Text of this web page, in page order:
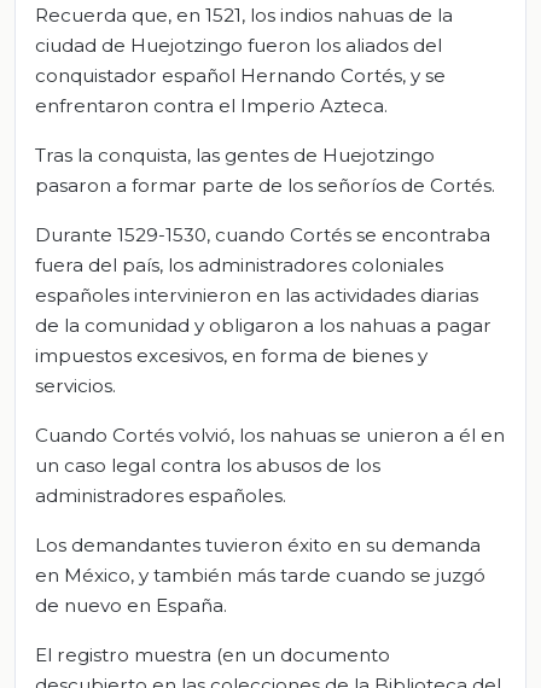
Recuerda que, en 1521, los indios nahuas de la
ciudad de Huejotzingo fueron los aliados del
conquistador español Hernando Cortés, y se
enfrentaron contra el Imperio Azteca.
Tras la conquista, las gentes de Huejotzingo
pasaron a formar parte de los señoríos de Cortés.
Durante 1529-1530, cuando Cortés se encontraba
fuera del país, los administradores coloniales
españoles intervinieron en las actividades diarias
de la comunidad y obligaron a los nahuas a pagar
impuestos excesivos, en forma de bienes y
servicios.
Cuando Cortés volvió, los nahuas se unieron a él en
un caso legal contra los abusos de los
administradores españoles.
Los demandantes tuvieron éxito en su demanda
en México, y también más tarde cuando se juzgó
de nuevo en España.
El registro muestra (en un documento